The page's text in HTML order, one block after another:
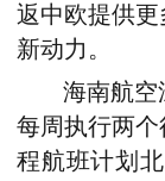
返中欧提供更
新动力。
海南航
每周执行两
程航班计划